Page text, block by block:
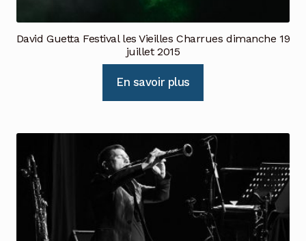
David Guetta Festival les Vieilles Charrues dimanche 19
juillet 2015
En savoir plus